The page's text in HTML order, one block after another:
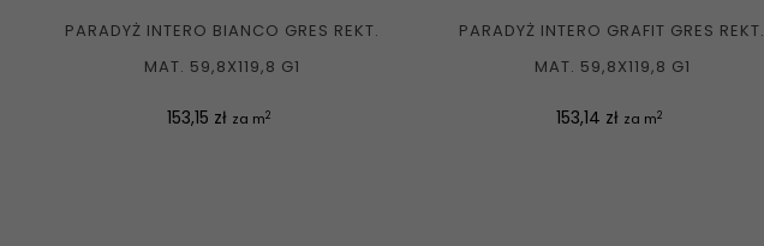
PARADYŻ INTERO BIANCO GRES REKT.
MAT. 59,8X119,8 G1
Cena
153,15 zł za m2
PARADYŻ INTERO GRAFIT GRES REKT.
MAT. 59,8X119,8 G1
Cena
153,14 zł za m2